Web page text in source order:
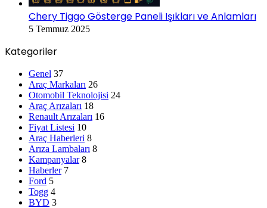
Chery Tiggo Gösterge Paneli Işıkları ve Anlamları
5 Temmuz 2025
Kategoriler
Genel 37
Araç Markaları 26
Otomobil Teknolojisi 24
Araç Arızaları 18
Renault Arızaları 16
Fiyat Listesi 10
Araç Haberleri 8
Arıza Lambaları 8
Kampanyalar 8
Haberler 7
Ford 5
Togg 4
BYD 3